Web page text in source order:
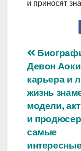
и приносят
по
Девон
карьера и
жизнь
модели,
и
самые
интересные